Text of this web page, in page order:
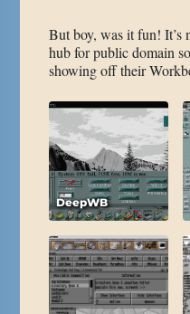
But boy, was it fun! It’s
hub for public domain
showing off their
DeepWB